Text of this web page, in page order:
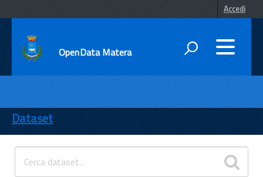
Accedi
OpenData Matera
ENTI
TEMI
INFORMAZIONI
Dataset